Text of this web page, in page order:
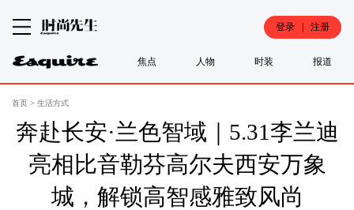
登录 | 注册
焦点 人物 时装 报道
首页 > 生活方式
奔赴长安·兰色智域｜5.31李兰迪
亮相比音勒芬高尔夫西安万象
城，解锁高智感雅致风尚